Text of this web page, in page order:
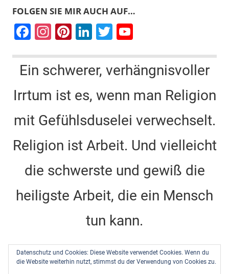
FOLGEN SIE MIR AUCH AUF…
F
c
e
b
o
o
k
In
a
gr
a
m
Pi
er
e
st
Li
k
e
dI
n
T
tt
er
u
T
u
b
e
C
h
a
n
el
Ein schwerer, verhängnisvoller
Irrtum ist es, wenn man Religion
mit Gefühlsduselei verwechselt.
Religion ist Arbeit. Und vielleicht
die schwerste und gewiß die
heiligste Arbeit, die ein Mensch
tun kann.
Dietrich Bonhoeffer -Barcelona, Berlin, Amerika
1928-1931, DBW Band 10, Seite 484
Datenschutz und Cookies: Diese Website verwendet Cookies. Wenn du
die Website weiterhin nutzt, stimmst du der Verwendung von Cookies zu.